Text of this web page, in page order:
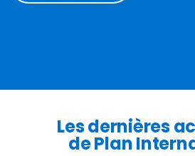
Les dernières
de Plan